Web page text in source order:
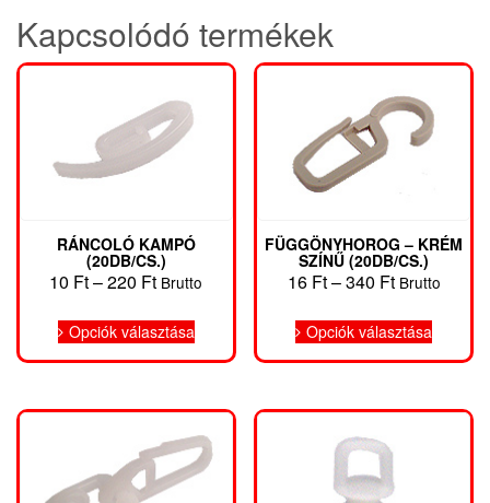
Kapcsolódó termékek
RÁNCOLÓ KAMPÓ
(20DB/CS.)
10 Ft–220 FtÁrtartomány:
-
Brutto
Opciók választásaa
terméknek
A
változatok
FÜGGÖNYHOROG – KRÉM
SZÍNŰ (20DB/CS.)
16 Ft–340 Ft
-
Brutto
Opciók választásaa